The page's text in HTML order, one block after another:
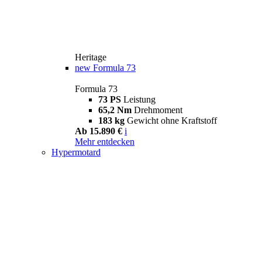
Heritage
new Formula 73
Formula 73
73 PS Leistung
65,2 Nm Drehmoment
183 kg Gewicht ohne Kraftstoff
Ab 15.890 € i
Mehr entdecken
Hypermotard